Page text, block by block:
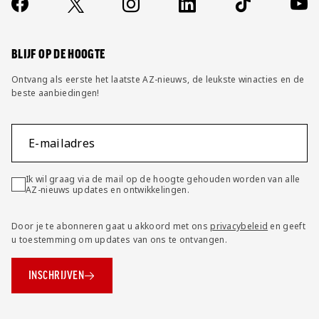
FAQ
Socials
https://www.facebook.com/AZAlkmaar
X Instagram LinkedIn TikTok
BLIJF OP DE HOOGTE
Ontvang als eerste het laatste AZ-nieuws, de leukste winacties en de
beste aanbiedingen!
E-mailadres
Ik wil graag via de mail op de hoogte gehouden worden van alle
AZ-nieuws updates en ontwikkelingen.
Door je te abonneren gaat u akkoord met onsprivacybeleid en geeft
u toestemming om updates van ons te ontvangen.
INSCHRIJVEN